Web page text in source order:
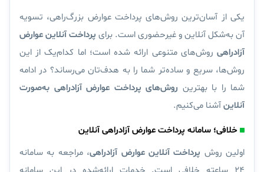
یکی از آسان‌ترین روش‌های پرداخت عوارض بزرگ‌راهی، تسویه
آن به‌شکل آنلاین و غیرحضوری است. برای پرداخت آنلاین عوارض
آزادراهی روش‌های متنوعی ارائه شده است؛ اما کدام‌یک از این
روش‌ها، سریع و ساده‌تر شما را به هدف‌تان می‌رساند؟ در ادامه
شما را با بهترین روش‌های پرداخت عوارض آزادراهی به‌صورت
آنلاینآشنا می‌کنیم.
خلافی؛ سامانه پرداخت عوارض آزادراهی آنلاین
اولین روش پرداخت آنلاین عوارض آزادراهی، مراجعه به سامانه